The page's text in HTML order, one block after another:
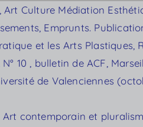
Art Culture Médiation
Emprunts.
et les Arts Plastiques,
10 , bulletin de ACF,
de Valenciennes
Art contemporain et